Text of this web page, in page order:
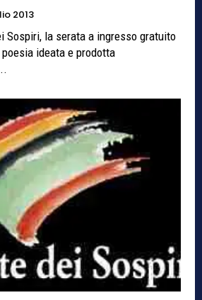
2013
Sospiri, la serata a ingresso gratuito
ideata e prodotta